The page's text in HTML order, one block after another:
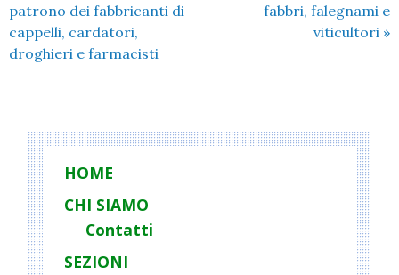
patrono dei fabbricanti di
cappelli, cardatori,
droghieri e farmacisti
fabbri, falegnami e
viticultori »
HOME
CHI SIAMO
Contatti
SEZIONI